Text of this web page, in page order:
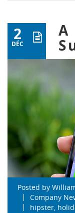
2
DÉC
Posted by
Company
hipster,